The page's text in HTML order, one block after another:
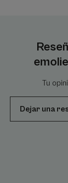
Tu
Dejar una